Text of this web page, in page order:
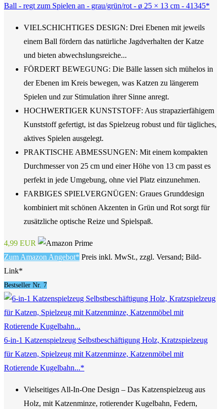
Ball - regt zum Spielen an - grau/grün/rot - ø 25 × 13 cm - 41345*
VIELSCHICHTIGES DESIGN: Drei Ebenen mit jeweils
einem Ball fördern das natürliche Jagdverhalten der Katze
und bieten abwechslungsreiche...
FÖRDERT BEWEGUNG: Die Bälle lassen sich mühelos in
der Ebenen im Kreis bewegen, was Katzen zu längerem
Spielen und zur Stimulation ihrer Sinne anregt.
HOCHWERTIGER KUNSTSTOFF: Aus strapazierfähigem
Kunststoff gefertigt, ist das Spielzeug robust und für tägliches,
aktives Spielen ausgelegt.
PRAKTISCHE ABMESSUNGEN: Mit einem kompakten
Durchmesser von 25 cm und einer Höhe von 13 cm passt es
perfekt in jede Umgebung, ohne viel Platz einzunehmen.
FARBIGES SPIELVERGNÜGEN: Graues Grunddesign
kombiniert mit schönen Akzenten in Grün und Rot sorgt für
zusätzliche optische Reize und Spielspaß.
4,99 EUR
Zum Amazon Angebot* Preis inkl. MwSt., zzgl. Versand; Bild-
Link*
Bestseller Nr. 7
6-in-1 Katzenspielzeug Selbstbeschäftigung Holz, Kratzspielzeug
für Katzen, Spielzeug mit Katzenminze, Katzenmöbel mit
Rotierende Kugelbahn...*
Vielseitiges All-In-One Design – Das Katzenspielzeug aus
Holz, mit Katzenminze, rotierender Kugelbahn, Federn,